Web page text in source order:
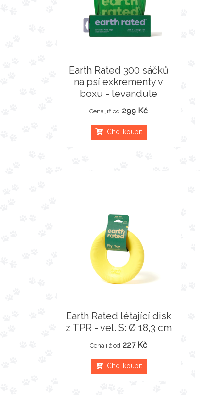
Earth Rated 300 sáčků
na psí exkrementy v
boxu - levandule
Cena již od 299 Kč
Chci koupit
Earth Rated létající disk
z TPR - vel. S: Ø 18,3 cm
Cena již od 227 Kč
Chci koupit